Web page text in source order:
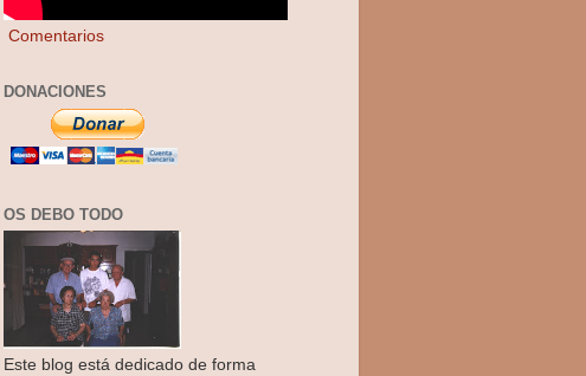
Comentarios
DONACIONES
OS DEBO TODO
Este blog está dedicado de forma